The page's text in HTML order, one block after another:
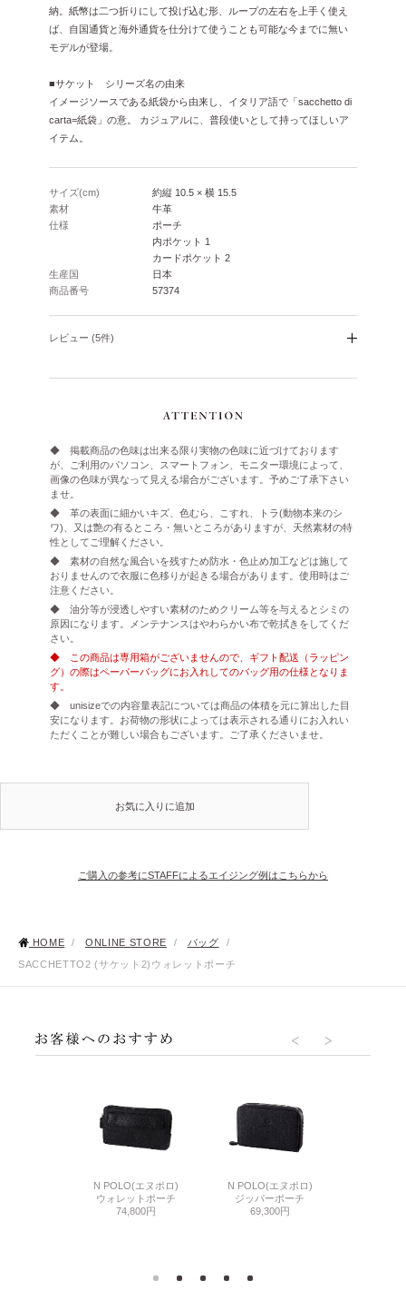
納。紙幣は二つ折りにして投げ込む形、ループの左右を上手く使え
ば、自国通貨と海外通貨を仕分けて使うことも可能な今までに無い
モデルが登場。
■サケット シリーズ名の由来
イメージソースである紙袋から由来し、イタリア語で「sacchetto di
carta=紙袋」の意。
カジュアルに、普段使いとして持ってほしいア
イテム。
サイズ(cm)
約縦 10.5 × 横 15.5
素材
牛革
仕様
ポーチ
内ポケット 1
カードポケット 2
生産国
日本
商品番号
57374
レビュー (5件)
◆ 掲載商品の色味は出来る限り実物の色味に近づけております
が、ご利用のパソコン、スマートフォン、モニター環境によって、
画像の色味が異なって見える場合がございます。予めご了承下さい
ませ。
◆ 革の表面に細かいキズ、色むら、こすれ、トラ(動物本来のシ
ワ)、又は艶の有るところ・無いところがありますが、天然素材の特
性としてご理解ください。
◆ 素材の自然な風合いを残すため防水・色止め加工などは施して
おりませんので衣服に色移りが起きる場合があります。使用時はご
注意ください。
◆ 油分等が浸透しやすい素材のためクリーム等を与えるとシミの
原因になります。メンテナンスはやわらかい布で乾拭きをしてくだ
さい。
◆ この商品は専用箱がございませんので、ギフト配送（ラッピン
グ）の際はペーパーバッグにお入れしてのバッグ用の仕様となりま
す。
◆ unisizeでの内容量表記については商品の体積を元に算出した目
安になります。お荷物の形状によっては表示される通りにお入れい
ただくことが難しい場合もございます。ご了承くださいませ。
お気に入りに追加
ご購入の参考にSTAFFによるエイジング例はこちらから
HOME / ONLINE STORE / バッグ
/
SACCHETTO2 (サケット2)ウォレットポーチ
N POLO(エヌポロ)
ウォレットポーチ
74,800円
N POLO(エヌポロ)
ジッパーポーチ
69,300円